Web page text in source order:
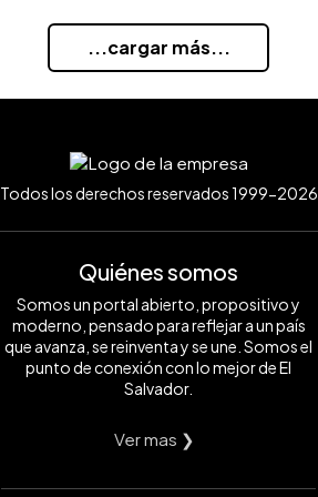
...cargar más...
Todos los derechos reservados 1999-2026
Quiénes somos
Somos un portal abierto, propositivo y
moderno, pensado para reflejar a un país
que avanza, se reinventa y se une. Somos el
punto de conexión con lo mejor de El
Salvador.
Ver mas ❯